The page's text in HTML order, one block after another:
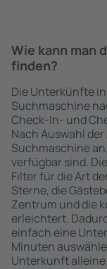
Wie kann man
finden?
Die Unterkünfte
Suchmaschine
Check-In- und
Nach Auswahl
Suchmaschine
verfügbar sind.
Filter für die Art
Sterne, die
Zentrum und die
erleichtert.
einfach eine
Minuten
Unterkunft alleine